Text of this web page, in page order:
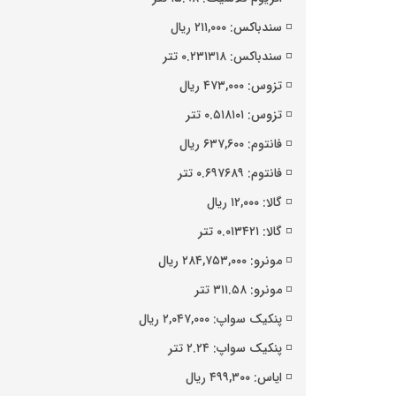
◽️ سندباکس: ۲۱۱,۰۰۰ ریال
◽️ سندباکس: ۰.۲۳۱۳۱۸ تتر
◽️ تزوس: ۴۷۳,۰۰۰ ریال
◽️ تزوس: ۰.۵۱۸۱۰۱ تتر
◽️ فانتوم: ۶۳۷,۶۰۰ ریال
◽️ فانتوم: ۰.۶۹۷۶۸۹ تتر
◽️ گالا: ۱۲,۰۰۰ ریال
◽️ گالا: ۰.۰۱۳۴۲۱ تتر
◽️ مونرو: ۲۸۴,۷۵۳,۰۰۰ ریال
◽️ مونرو: ۳۱۱.۵۸ تتر
◽️ پنکیک سواپ: ۲,۰۴۷,۰۰۰ ریال
◽️ پنکیک سواپ: ۲.۲۴ تتر
◽️ ایاس: ۴۹۹,۳۰۰ ریال